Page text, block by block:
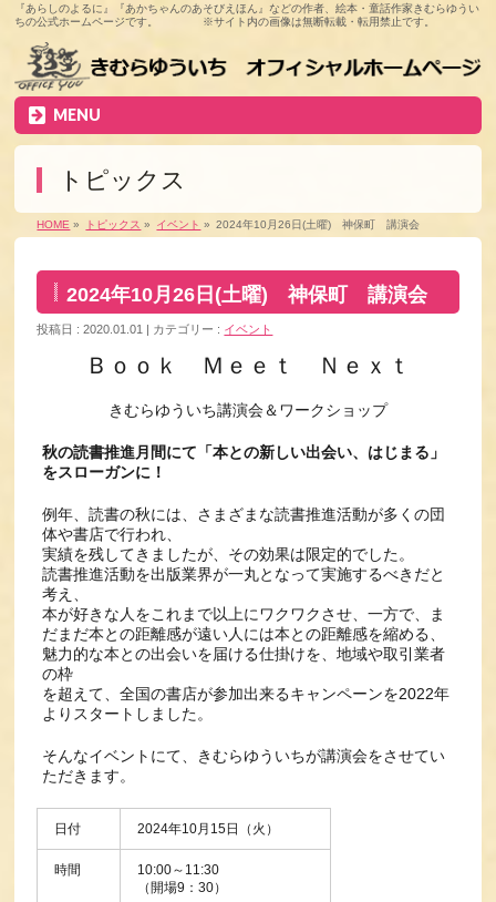
『あらしのよるに』『あかちゃんのあそびえほん』などの作者、絵本・童話作家きむらゆうい
ちの公式ホームページです。 ※サイト内の画像は無断転載・転用禁止です。
MENU
トピックス
HOME » トピックス » イベント » 2024年10月26日(土曜) 神保町 講演会
2024年10月26日(土曜) 神保町 講演会
投稿日 : 2020.01.01 カテゴリー : イベント
Ｂｏｏｋ Ｍｅｅｔ Ｎｅｘｔ
きむらゆういち講演会＆ワークショップ
秋の読書推進月間にて「本との新しい出会い、はじまる」
をスローガンに！
例年、読書の秋には、さまざまな読書推進活動が多くの団
体や書店で行われ、
実績を残してきましたが、その効果は限定的でした。
読書推進活動を出版業界が一丸となって実施するべきだと
考え、
本が好きな人をこれまで以上にワクワクさせ、一方で、ま
だまだ本との距離感が遠い人には本との距離感を縮める、
魅力的な本との出会いを届ける仕掛けを、地域や取引業者
の枠
を超えて、全国の書店が参加出来るキャンペーンを2022年
よりスタートしました。
そんなイベントにて、きむらゆういちが講演会をさせてい
ただきます。
日付 2024年10月15日（火）
時間
10:00～11:30
（開場9：30）